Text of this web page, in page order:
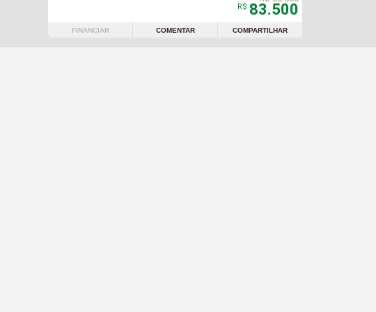
R$ 83.500
FINANCIAR COMENTAR COMPARTILHAR